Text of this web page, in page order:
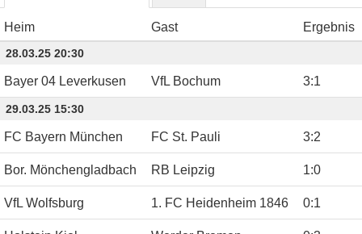
Heim Gast Ergebnis
28.03.25 20:30
Bayer 04 Leverkusen VfL Bochum 3:1
29.03.25 15:30
FC Bayern München FC St. Pauli 3:2
Bor. Mönchengladbach RB Leipzig 1:0
VfL Wolfsburg 1. FC Heidenheim 1846 0:1